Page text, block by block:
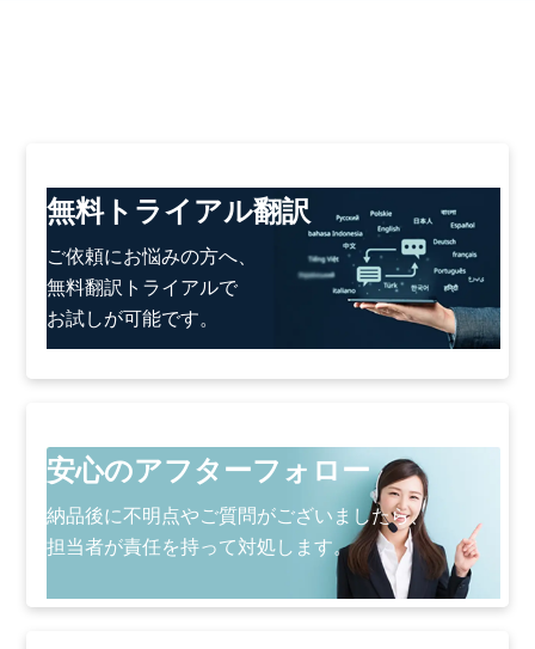
無料トライアル翻訳
ご依頼にお悩みの方へ、
無料翻訳トライアルで
お試しが可能です。
安心のアフターフォロー
納品後に不明点やご質問がございましたら、
担当者が責任を持って対処します。